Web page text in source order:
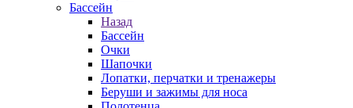
Бассейн
Назад
Бассейн
Очки
Шапочки
Лопатки, перчатки и тренажеры
Беруши и зажимы для носа